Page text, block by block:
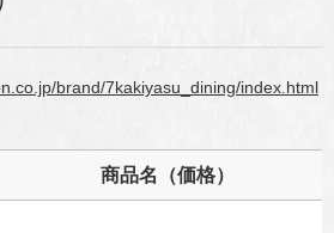
brand/7kakiyasu_dining/index.html
商品名（価格）